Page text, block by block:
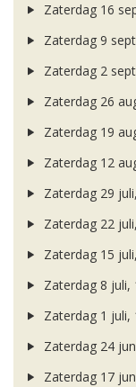
Zaterdag 16
Zaterdag 9
Zaterdag 2
Zaterdag 26
Zaterdag 19
Zaterdag 12
Zaterdag 29
Zaterdag 22
Zaterdag 15
Zaterdag 8 juli,
Zaterdag 1 juli,
Zaterdag 24
Zaterdag 17